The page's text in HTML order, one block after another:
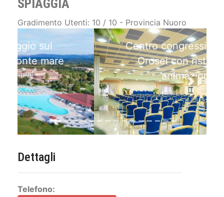
SPIAGGIA
Gradimento Utenti: 10 / 10 - Provincia Nuoro
Centro congressi in Resort
Orosei con ristorante,
animazione
Previous Next
Dettagli